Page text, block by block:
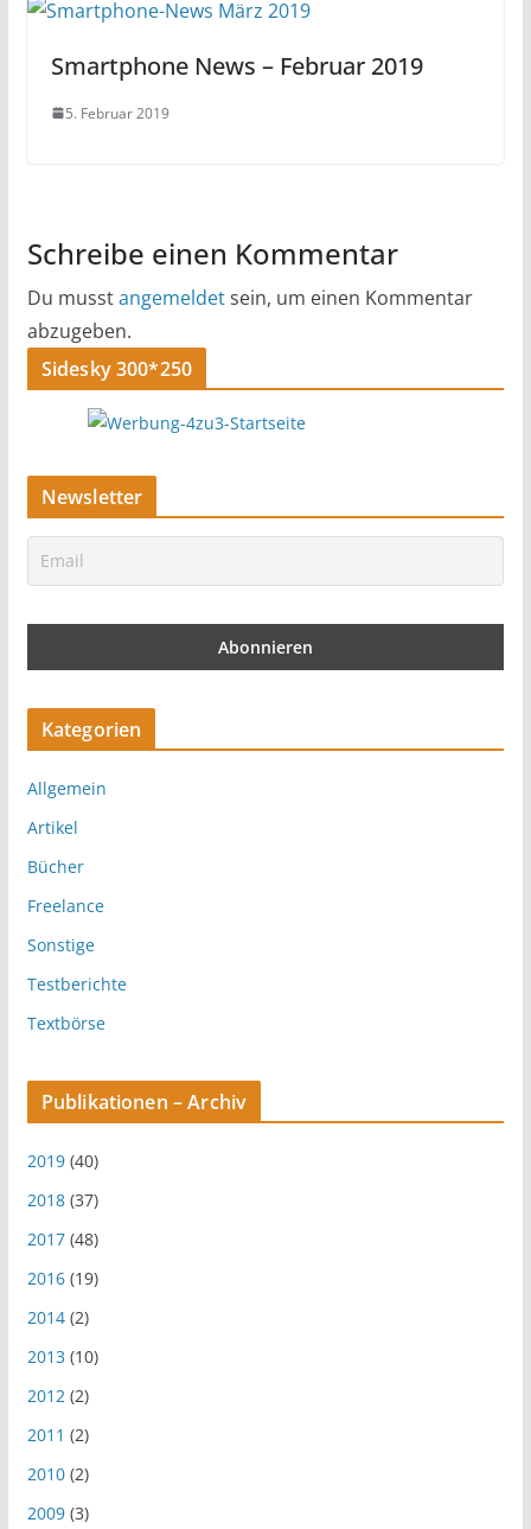
Smartphone News – Februar 2019
5. Februar 2019
Schreibe einen Kommentar
Du musstangemeldetsein, um einen Kommentar
abzugeben.
Sidesky 300*250
Newsletter
Kategorien
Allgemein
Artikel
Bücher
Freelance
Sonstige
Testberichte
Textbörse
Publikationen – Archiv
2019(40)
2018(37)
2017(48)
2016(19)
2014(2)
2013 (10)
2012(2)
2011 (2)
2010(2)
2009(3)